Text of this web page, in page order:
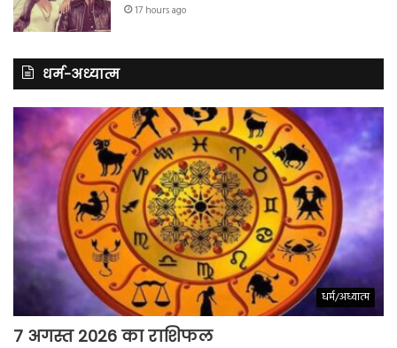
17 hours ago
धर्म-अध्यात्म
धर्म/अध्यात्म
7 अगस्त 2026 का राशिफल